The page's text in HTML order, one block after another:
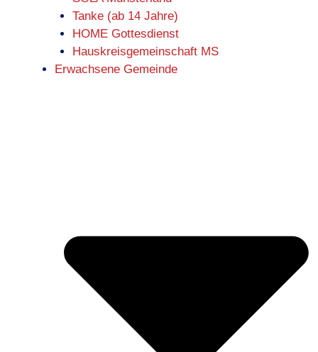
Tanke (ab 14 Jahre)
HOME Gottesdienst
Hauskreisgemeinschaft MS
Erwachsene Gemeinde